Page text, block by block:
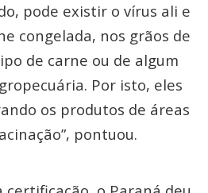
pode existir o vírus ali e
congelada, nos grãos de
de carne ou de algum
Por isto, eles
os produtos de áreas
pontuou.